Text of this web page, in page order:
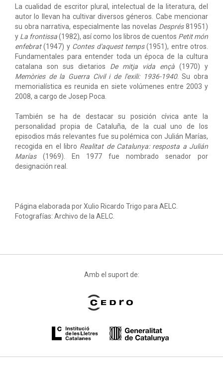
La cualidad de escritor plural, intelectual de la literatura, del
autor lo llevan ha cultivar diversos géneros. Cabe mencionar
su obra narrativa, especialmente las novelas Després81951)
y La frontissa(1982), así como los libros de cuentos Petit món
enfebrat(1947) y Contes d'aquest temps(1951), entre otros.
Fundamentales para entender toda un época de la cultura
catalana son sus dietarios De mitja vida ençà (1970) y
Memòries de la Guerra Civil i de l'exili: 1936-1940. Su obra
memorialística es reunida en siete volúmenes entre 2003 y
2008, a cargo de Josep Poca.
También se ha de destacar su posición cívica ante la
personalidad propia de Cataluña, de la cual uno de los
episodios más relevantes fue su polémica con Julián Marías,
recogida en el libro Realitat de Catalunya: resposta a Julián
Marías(1969). En 1977 fue nombrado senador por
designación real.
Página elaborada por Xulio Ricardo Trigo para AELC.
Fotografías: Archivo de la AELC.
Amb el suport de: